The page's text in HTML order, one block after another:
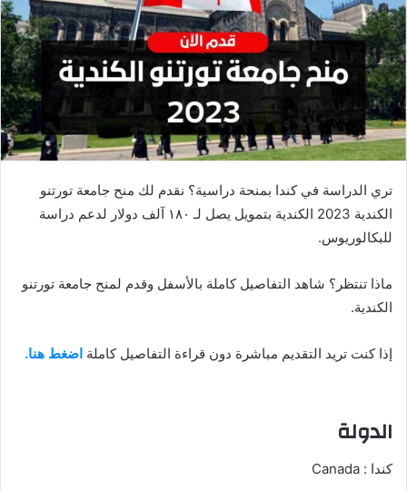
تري الدراسة في كندا بمنحة دراسية؟ نقدم لك منح جامعة تورتنو
الكندية 2023 الكندية بتمويل يصل لـ ١٨٠ آلف دولار لدعم دراسة
للبكالوريوس.
ماذا تنتظر؟ شاهد التفاصيل كاملة بالأسفل وقدم لمنح جامعة تورتنو
الكندية.
إذا كنت تريد التقديم مباشرة دون قراءة التفاصيل كاملة اضغط هنا.
الدولة
كندا : Canada